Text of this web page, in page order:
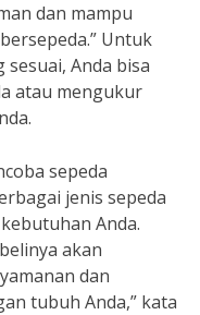
dan mampu
Untuk
Anda bisa
atau mengukur
sepeda
jenis sepeda
Anda.
akan
dan
tubuh Anda,” kata